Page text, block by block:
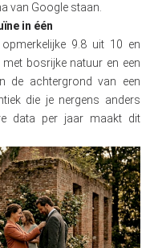
van Google staan.
in één
9.8 uit 10 en
bosrijke natuur en een
de achtergrond van een
die je nergens anders
data per jaar maakt dit